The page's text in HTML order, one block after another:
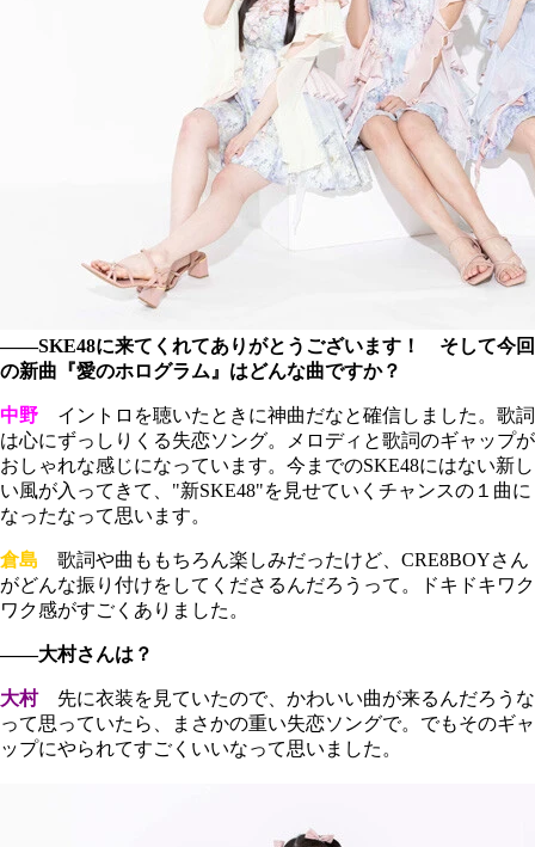
――SKE48に来てくれてありがとうございます！ そして今回
の新曲『愛のホログラム』はどんな曲ですか？
中野 イントロを聴いたときに神曲だなと確信しました。歌詞
は心にずっしりくる失恋ソング。メロディと歌詞のギャップが
おしゃれな感じになっています。今までのSKE48にはない新し
い風が入ってきて、"新SKE48"を見せていくチャンスの１曲に
なったなって思います。
倉島 歌詞や曲ももちろん楽しみだったけど、CRE8BOYさん
がどんな振り付けをしてくださるんだろうって。ドキドキワク
ワク感がすごくありました。
――大村さんは？
大村先に衣装を見ていたので、かわいい曲が来るんだろうな
って思っていたら、まさかの重い失恋ソングで。でもそのギャ
ップにやられてすごくいいなって思いました。